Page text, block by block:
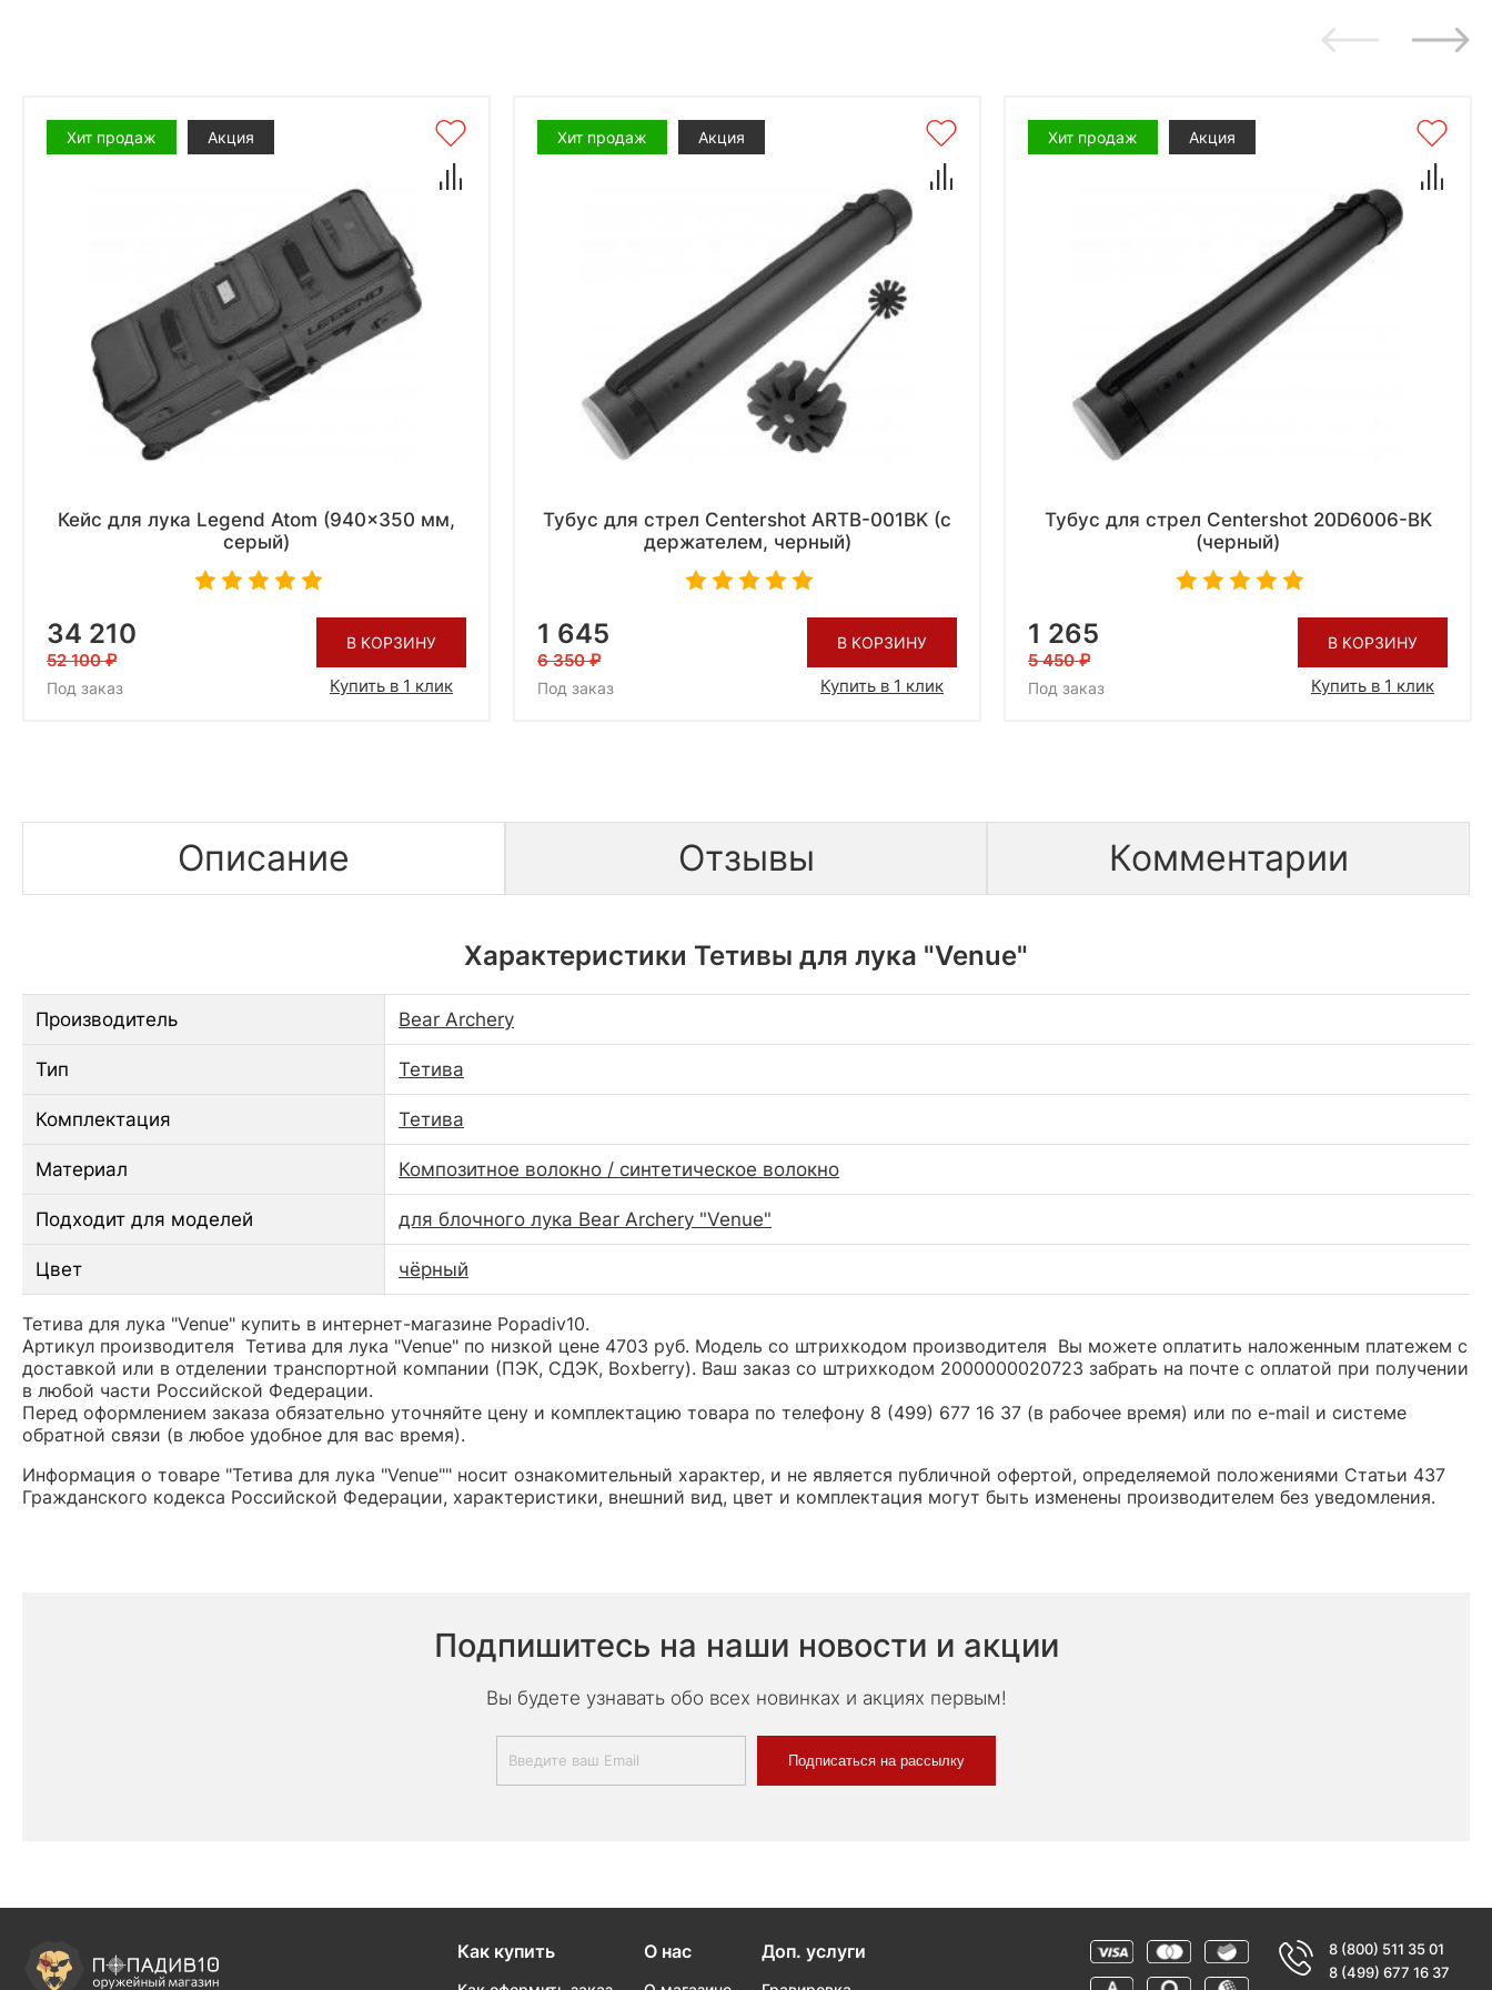
Хит продаж Акция
Кейс для лука Legend Atom (940x350 мм,
серый)
34 210
52 100
Под заказ
В КОРЗИНУ
Купить в 1 клик
Хит продаж Акция
Тубус для стрел Centershot ARTB-001BK (с
держателем, черный)
1 645
6 350
Под заказ
В КОРЗИНУ
Купить в 1 клик
Хит продаж Акция
Тубус для стрел Centershot 20D6006-BK
(черный)
1 265
5 450
Под заказ
В КОРЗИНУ
Купить в 1 клик
Описание Отзывы Комментарии
Характеристики Тетивы для лука "Venue"
Производитель Bear Archery
Тип Тетива
Комплектация Тетива
Материал Композитное волокно / синтетическое волокно
Подходит для моделей для блочного лука Bear Archery "Venue"
Цвет чёрный
Тетива для лука "Venue" купить в интернет-магазине Popadiv10.
Артикул производителя Тетива для лука "Venue" по низкой цене 4703 руб. Модель со штрихкодом производителя Вы можете оплатить наложенным платежем с
доставкой или в отделении транспортной компании (ПЭК, СДЭК, Boxberry). Ваш заказ со штрихкодом 2000000020723 забрать на почте с оплатой при получении
в любой части Российской Федерации.
Перед оформлением заказа обязательно уточняйте цену и комплектацию товара по телефону 8 (499) 677 16 37 (в рабочее время) или по e-mail и системе
обратной связи (в любое удобное для вас время).
Информация о товаре "Тетива для лука "Venue"" носит ознакомительный характер, и не является публичной офертой, определяемой положениями Статьи 437
Гражданского кодекса Российской Федерации, характеристики, внешний вид, цвет и комплектация могут быть изменены производителем без уведомления.
Подпишитесь на наши новости и акции
Вы будете узнавать обо всех новинках и акциях первым!
Подписаться на рассылку
Как купить О нас Доп. услуги
8 (800) 511 35 01
8 (499) 677 16 37